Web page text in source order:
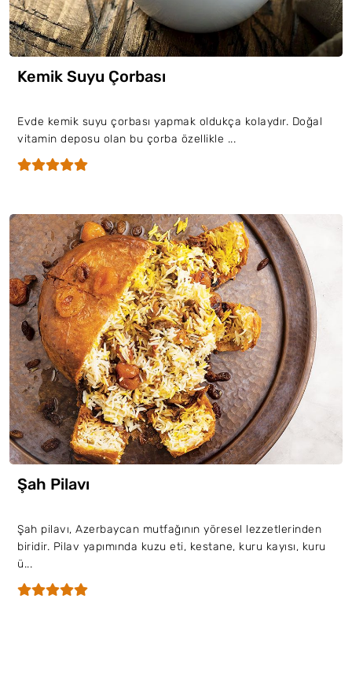
Kemik Suyu Çorbası
Evde kemik suyu çorbası yapmak oldukça kolaydır. Doğal
vitamin deposu olan bu çorba özellikle ...
Şah Pilavı
Şah pilavı, Azerbaycan mutfağının yöresel lezzetlerinden
biridir. Pilav yapımında kuzu eti, kestane, kuru kayısı, kuru
ü...